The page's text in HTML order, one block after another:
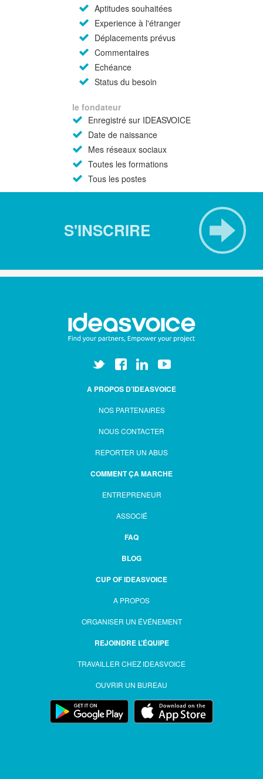
Aptitudes souhaitées
Experience à l'étranger
Déplacements prévus
Commentaires
Echéance
Status du besoin
le fondateur
Enregistré sur IDEASVOICE
Date de naissance
Mes réseaux sociaux
Toutes les formations
Tous les postes
S'INSCRIRE
A PROPOS D’IDEASVOICE
NOS PARTENAIRES
NOUS CONTACTER
REPORTER UN ABUS
COMMENT ÇA MARCHE
ENTREPRENEUR
ASSOCIÉ
FAQ
BLOG
CUP OF IDEASVOICE
A PROPOS
ORGANISER UN ÉVÉNEMENT
REJOINDRE L’ÉQUIPE
TRAVAILLER CHEZ IDEASVOICE
OUVRIR UN BUREAU